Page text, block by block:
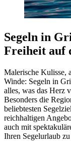
Segeln in
Freiheit auf
Malerische Kulisse,
Winde: Segeln in
alles, was das Herz
Besonders die
beliebtesten
reichhaltigen
auch mit
Ihren Segelurlaub